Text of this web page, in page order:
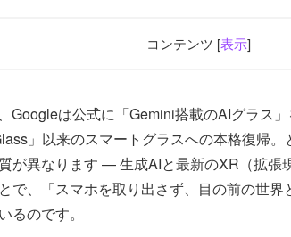
コンテンツ [表示]
）との違い — なぜGoogleのAIグラスがユニークか
デメリット — 普段使いにおけるリアルな評価
登場か — 背景と市場環境
に期待される進化 — どこまで進むか
Googleは公式に「Gemini搭載のAIグラス
」以来のスマートグラスへの本格復帰
が異なります — 生成AIと最新のXR（拡張
で、「スマホを取り出さず、目の前の世
るのです。